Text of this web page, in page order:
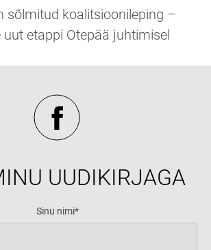
sõlmitud koalitsioonileping –
etappi Otepää juhtimisel
UUDIKIRJAGA
Sinu nimi